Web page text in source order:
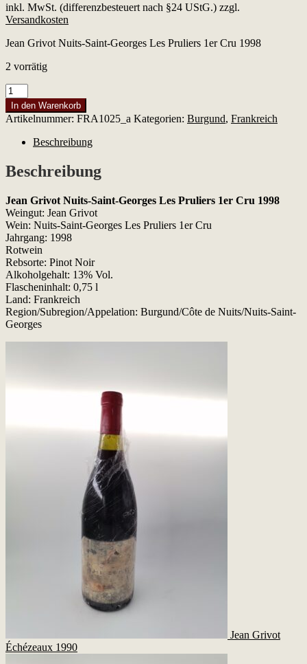
inkl. MwSt. (differenzbesteuert nach §24 UStG.) zzgl.
Versandkosten
Jean Grivot Nuits-Saint-Georges Les Pruliers 1er Cru 1998
2 vorrätig
Jean
Grivot
Nuits-
Saint-
Georges
Pruliers
1er
1998
Menge
In den Warenkorb
Artikelnummer: FRA1025_a Kategorien: Burgund, Frankreich
Beschreibung
Beschreibung
Jean Grivot Nuits-Saint-Georges Les Pruliers 1er Cru 1998
Weingut: Jean Grivot
Wein: Nuits-Saint-Georges Les Pruliers 1er Cru
Jahrgang: 1998
Rotwein
Rebsorte: Pinot Noir
Alkoholgehalt: 13% Vol.
Flascheninhalt: 0,75 l
Land: Frankreich
Region/Subregion/Appelation: Burgund/Côte de Nuits/Nuits-Saint-
Georges
Jean Grivot
Échézeaux 1990